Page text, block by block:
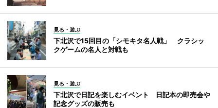
見る・遊ぶ
下北沢で15回目の「シモキタ名人戦」 クラシッ
クゲームの名人と対戦も
見る・遊ぶ
下北沢で日記を楽しむイベント 日記本の即売会や
記念グッズの販売も